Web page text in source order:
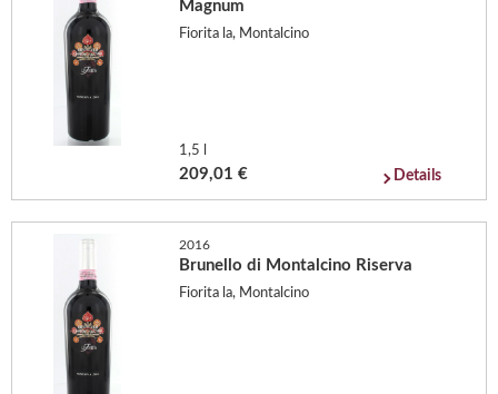
Magnum
Fiorita la, Montalcino
1,5 l
209,01 € Details
2016
Brunello di Montalcino Riserva
Fiorita la, Montalcino